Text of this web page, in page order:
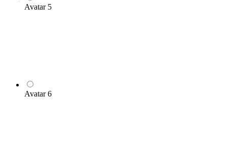
Avatar 5
Avatar 6